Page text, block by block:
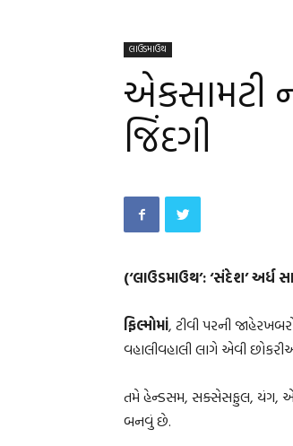
લાઉડમાઉથ
એકસામટી
જિંદગી
(‘લાઉડમાઉથ’: ‘સંદેશ’ અર્ધ
ફિલ્મોમાં, ટીવી પરની
વહાલીવહાલી લાગે એવી
તમે હેન્ડસમ, સક્સેસફુલ, યંગ,
બનવું છે.